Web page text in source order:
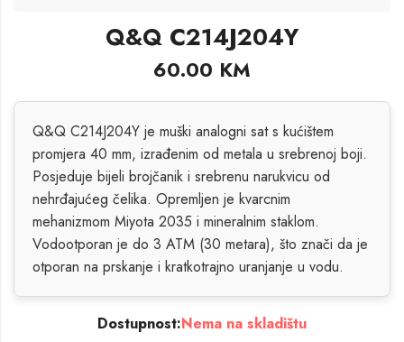
Q&Q C214J204Y
60.00 KM
Q&Q C214J204Y je muški analogni sat s kućištem
promjera 40 mm, izrađenim od metala u srebrenoj boji.
Posjeduje bijeli brojčanik i srebrenu narukvicu od
nehrđajućeg čelika. Opremljen je kvarcnim
mehanizmom Miyota 2035 i mineralnim staklom.
Vodootporan je do 3 ATM (30 metara), što znači da je
otporan na prskanje i kratkotrajno uranjanje u vodu.
Dostupnost:Nema na skladištu